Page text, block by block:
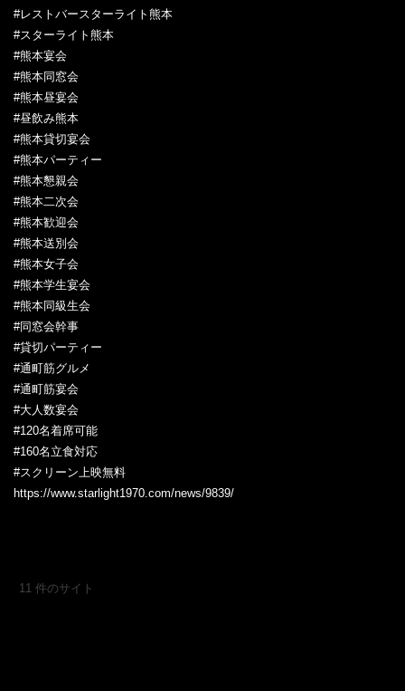
#レストバースターライト熊本
#スターライト熊本
#熊本宴会
#熊本同窓会
#熊本昼宴会
#昼飲み熊本
#熊本貸切宴会
#熊本パーティー
#熊本懇親会
#熊本二次会
#熊本歓迎会
#熊本送別会
#熊本女子会
#熊本学生宴会
#熊本同級生会
#同窓会幹事
#貸切パーティー
#通町筋グルメ
#通町筋宴会
#大人数宴会
#120名着席可能
#160名立食対応
#スクリーン上映無料
https://www.starlight1970.com/news/9839/
11 件のサイト